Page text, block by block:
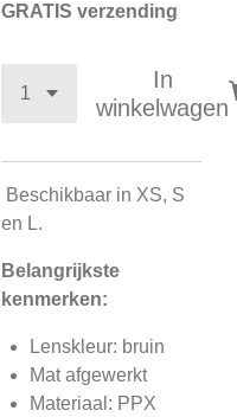
GRATIS verzending
In
winkelwagen
Beschikbaar in XS, S
en L.
Belangrijkste
kenmerken:
Lenskleur: bruin
Mat afgewerkt
Materiaal: PPX